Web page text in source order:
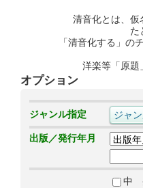
清音化とは、仮
た
「清音化する」の
洋楽等「原題
オプション
ジャンル指定
出版／発行年月
中